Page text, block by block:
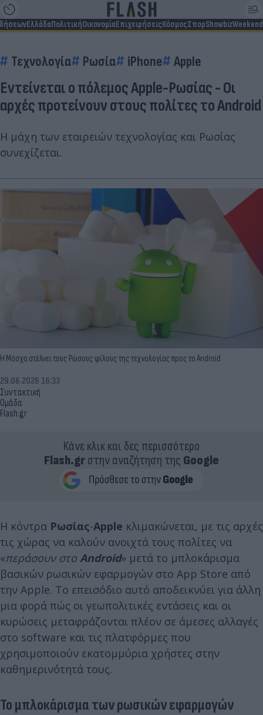
ΕλλάδαΠολιτικήΟικονομίαΕπιχειρήσειςΚόσμοςΣπορShowbizWeekend
Τεχνολογία Ρωσία iPhone Apple
Εντείνεται ο πόλεμος Apple-Ρωσίας - Οι
αρχές προτείνουν στους πολίτες το Android
Η μάχη των εταιρειών τεχνολογίας και Ρωσίας
συνεχίζεται.
Η Μόσχα στέλνει τους Ρώσους φίλους της τεχνολογίας προς το Android
Συντακτική
Ομάδα
Flash.gr
29.06.2026 16:33
Κάνε κλικ και δες περισσότερο
Flash.grστην αναζήτηση της Google
Η κόντρα Ρωσίας-Apple κλιμακώνεται, με τις αρχές
τις χώρας να καλούν ανοιχτά τους πολίτες να
«περάσουν στο Android» μετά το μπλοκάρισμα
βασικών ρωσικών εφαρμογών στο App Store από
την Apple. Το επεισόδιο αυτό αποδεικνύει για άλλη
μια φορά πώς οι γεωπολιτικές εντάσεις και οι
κυρώσεις μεταφράζονται πλέον σε άμεσες αλλαγές
στο software και τις πλατφόρμες που
χρησιμοποιούν εκατομμύρια χρήστες στην
καθημερινότητά τους.
Το μπλοκάρισμα των ρωσικών εφαρμογών